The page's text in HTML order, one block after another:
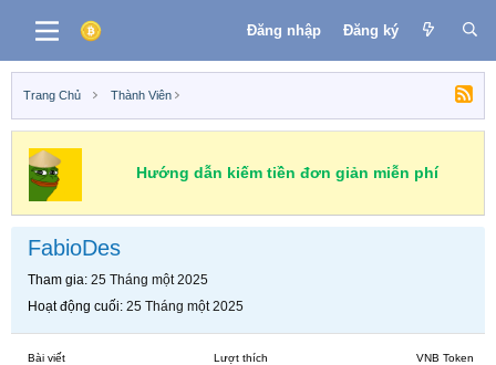
Đăng nhập Đăng ký
Trang Chủ Thành Viên
Hướng dẫn kiếm tiền đơn giản miễn phí
FabioDes
Tham gia 25 Tháng một 2025
Hoạt động cuối 25 Tháng một 2025
Bài viết Lượt thích VNB Token